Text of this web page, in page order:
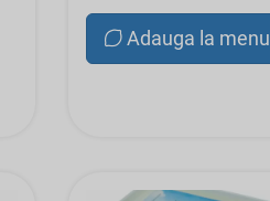
Adauga la menu